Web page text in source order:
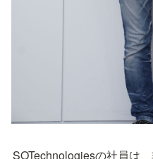
SOTechnologiesの社員は